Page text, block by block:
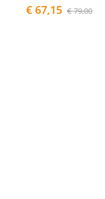
€ 67,15 € 79,00